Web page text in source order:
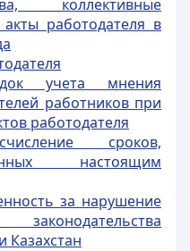
коллективные
работодателя в
учета мнения
работников при
работодателя
сроков,
настоящим
за нарушение
законодательства
Казахстан